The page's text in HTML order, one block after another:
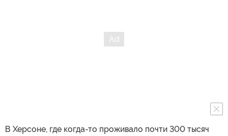
В Херсоне, где когда-то проживало почти 300 тысяч